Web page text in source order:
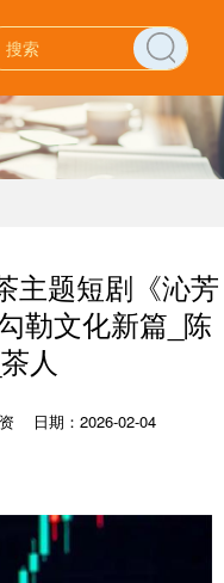
主题短剧《沁芳
勒文化新篇_陈
人
日期：2026-02-04